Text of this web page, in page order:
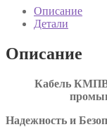
2х0,35
16.К71-
310-
2001
Описание
Детали
Описание
Кабель
Надежность и